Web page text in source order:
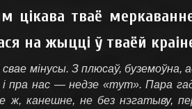
цікава тваё
на жыцці ў тваёй
мінусы. З плюсаў, буземоўна,
пра нас — недзе «тут». Пара
ж, канешне, не без нэгатыву,